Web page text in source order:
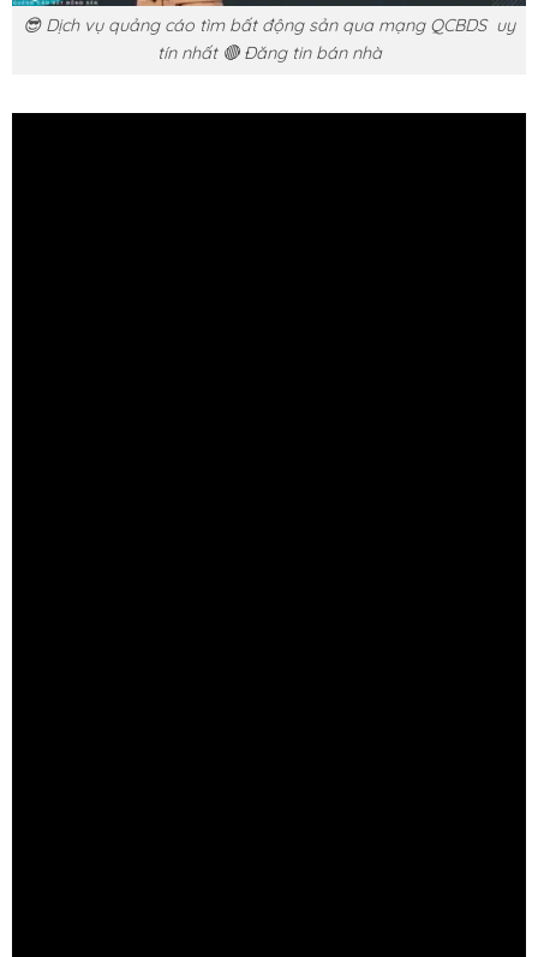
😎 Dịch vụ quảng cáo tìm bất động sản qua mạng QCBDS uy
tín nhất 🔴 Đăng tin bán nhà